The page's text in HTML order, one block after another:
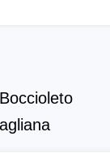
Boccioleto